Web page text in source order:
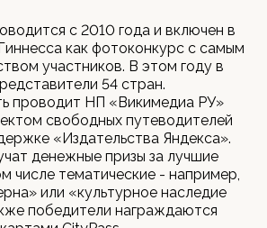
с 2010 года и включен в
как фотоконкурс с самым
участников. В этом году в
54 стран.
проводит НП «Викимедиа РУ»
свободных путеводителей
«Издательства Яндекса».
денежные призы за лучшие
числе тематические - например,
или «культурное наследие
победители награждаются